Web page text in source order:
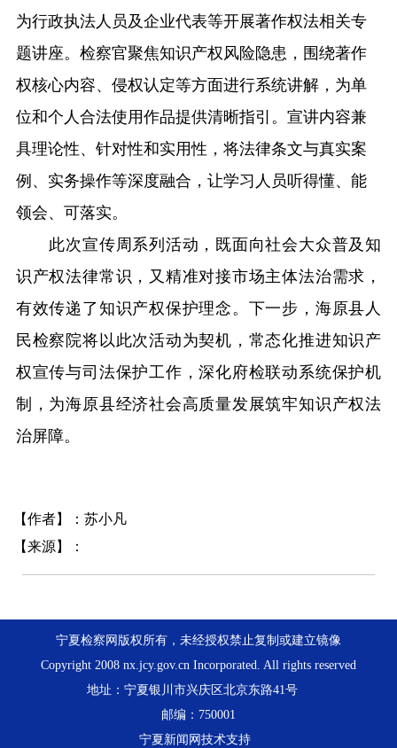
为行政执法人员及企业代表等开展著作权法相关专
题讲座。检察官聚焦知识产权风险隐患，围绕著作
权核心内容、侵权认定等方面进行系统讲解，为单
位和个人合法使用作品提供清晰指引。宣讲内容兼
具理论性、针对性和实用性，将法律条文与真实案
例、实务操作等深度融合，让学习人员听得懂、能
领会、可落实。
此次宣传周系列活动，既面向社会大众普及知
识产权法律常识，又精准对接市场主体法治需求，
有效传递了知识产权保护理念。下一步，海原县人
民检察院将以此次活动为契机，常态化推进知识产
权宣传与司法保护工作，深化府检联动系统保护机
制，为海原县经济社会高质量发展筑牢知识产权法
治屏障。
【作者】：苏小凡
【来源】：
宁夏检察网版权所有，未经授权禁止复制或建立镜像
Copyright 2008 nx.jcy.gov.cn Incorporated. All rights reserved
地址：宁夏银川市兴庆区北京东路41号
邮编：750001
宁夏新闻网技术支持